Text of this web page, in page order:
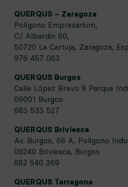
QUERQUS – Zaragoza
Polígono Empresarium,
C/ Albardin 60,
50720 La Cartuja, Zaragoza,
976 457 063
QUERQUS Burgos
Calle López Bravo 8 Parque
09001 Burgos
683 533 527
QUERQUS Briviesca
Av. Burgos, 66 A, Polígono
09240 Briviesca, Burgos
682 540 369
QUERQUS Tarragona